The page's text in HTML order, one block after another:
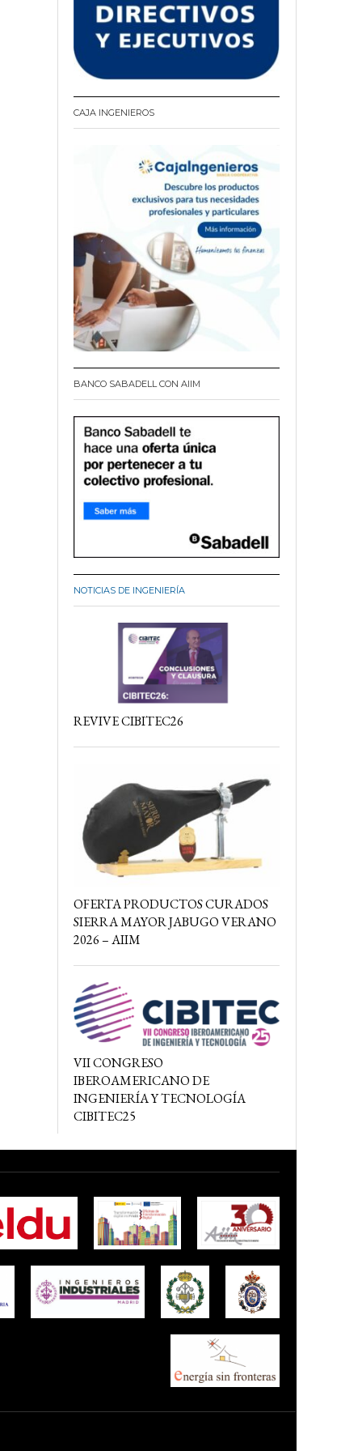
CAJA INGENIEROS
BANCO SABADELL CON AIIM
NOTICIAS DE INGENIERÍA
REVIVE CIBITEC26
OFERTA PRODUCTOS CURADOS
SIERRA MAYOR JABUGO VERANO
2026 – AIIM
VII CONGRESO
IBEROAMERICANO DE
INGENIERÍA Y TECNOLOGÍA
CIBITEC25